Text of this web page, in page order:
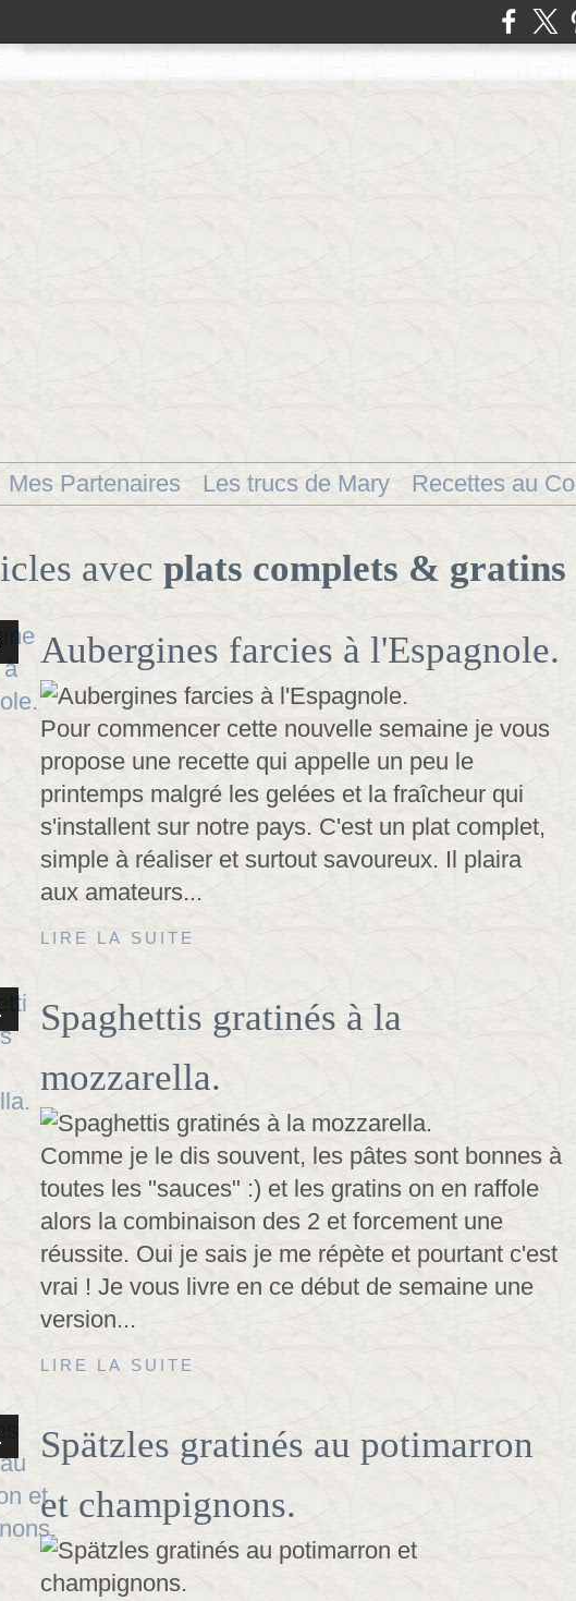
Mes Partenaires Les trucs de Mary Recettes au
avec plats complets & gratins
Aubergines farcies à l'Espagnole.
Pour commencer cette nouvelle semaine je vous
propose une recette qui appelle un peu le
printemps malgré les gelées et la fraîcheur qui
s'installent sur notre pays. C'est un plat complet,
simple à réaliser et surtout savoureux. Il plaira
aux amateurs...
LIRE LA SUITE
Spaghettis gratinés à la
mozzarella.
Comme je le dis souvent, les pâtes sont bonnes à
toutes les "sauces" :) et les gratins on en raffole
alors la combinaison des 2 et forcement une
réussite. Oui je sais je me répète et pourtant c'est
vrai ! Je vous livre en ce début de semaine une
version...
LIRE LA SUITE
Spätzles gratinés au potimarron
et champignons.